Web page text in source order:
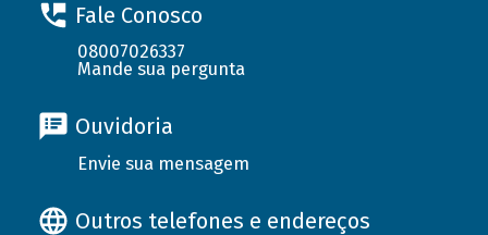
Fale Conosco
08007026337
Mande sua pergunta
Ouvidoria
Envie sua mensagem
Outros telefones e endereços